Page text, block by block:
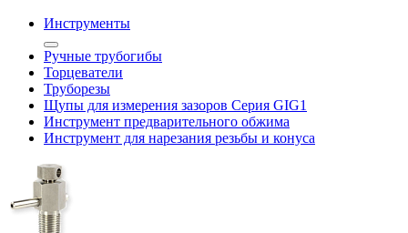
Инструменты
Ручные трубогибы
Торцеватели
Труборезы
Щупы для измерения зазоров Cерия GIG1
Инструмент предварительного обжима
Инструмент для нарезания резьбы и конуса